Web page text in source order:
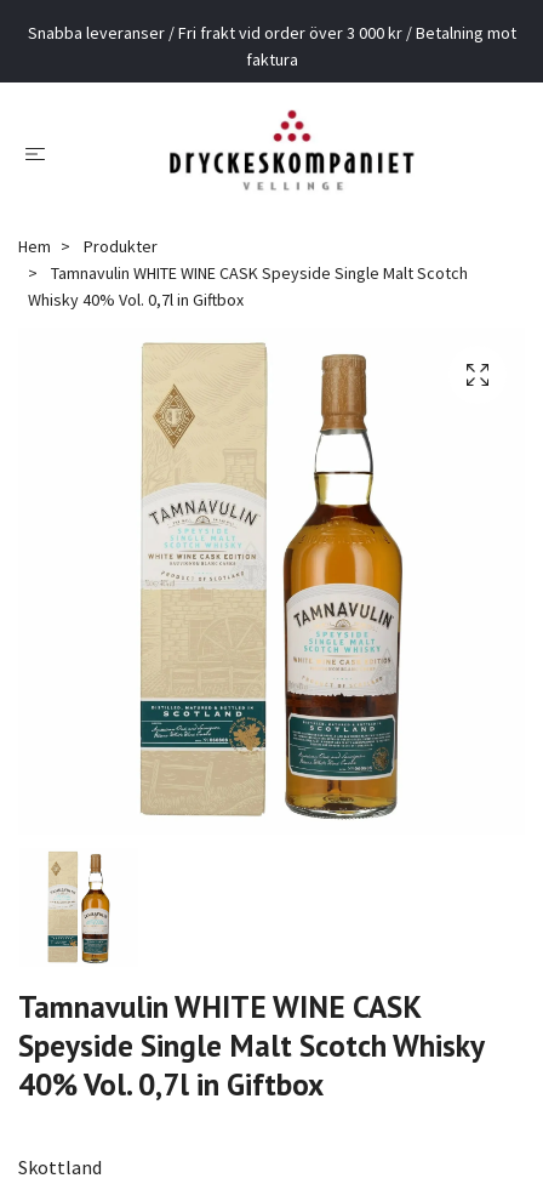
Snabba leveranser / Fri frakt vid order över 3 000 kr / Betalning mot
faktura
Hem
Produkter
Tamnavulin WHITE WINE CASK Speyside Single Malt Scotch
Whisky 40% Vol. 0,7l in Giftbox
Tamnavulin WHITE WINE CASK
Speyside Single Malt Scotch Whisky
40% Vol. 0,7l in Giftbox
Skottland